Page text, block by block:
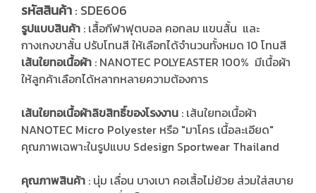
รหัสสินค้า: SDE606
รูปแบบสินค้า : เสื้อกีฬาฟุตบอล คอกลม แขนสั้น และ
กางเกงขาสั้น ปรับโทนสี ให้เลือกได้จำนวนทั้งหมด 10 โทนสี
เส้นใยทอเนื้อผ้า : NANOTEC POLYEASTER 100% มีเนื้อผ้า
ให้ลูกค้าเลือกได้หลากหลายความต้องการ
เส้นใยทอเนื้อผ้าลิขสิทธิ์ของโรงงาน : เส้นใยทอเนื้อผ้า
NANOTEC Micro Polyester หรือ "มาโคร เนื้อละเอียด"
คุณภาพเฉพาะในรูปแบบ Sdesign Sportwear Thailand
คุณภาพสินค้า : นุ่ม เลื่อน บางเบา คอเสื้อไม่ย้วย ส่วมใส่สบาย